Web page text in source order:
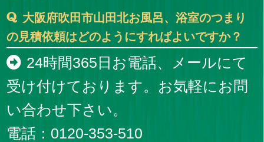
大阪府吹田市山田北お風呂、浴室のつまり
の見積依頼はどのようにすればよいですか？
24時間365日お電話、メールにて
受け付けております。お気軽にお問
い合わせ下さい。
電話：0120-353-510